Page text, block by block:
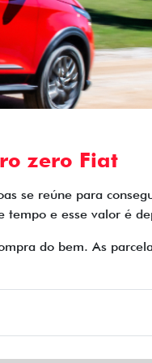
zero Fiat
se reúne para
e esse valor é
do bem. As